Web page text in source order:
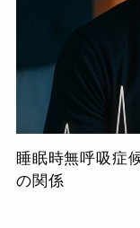
睡眠時無呼吸症
の関係